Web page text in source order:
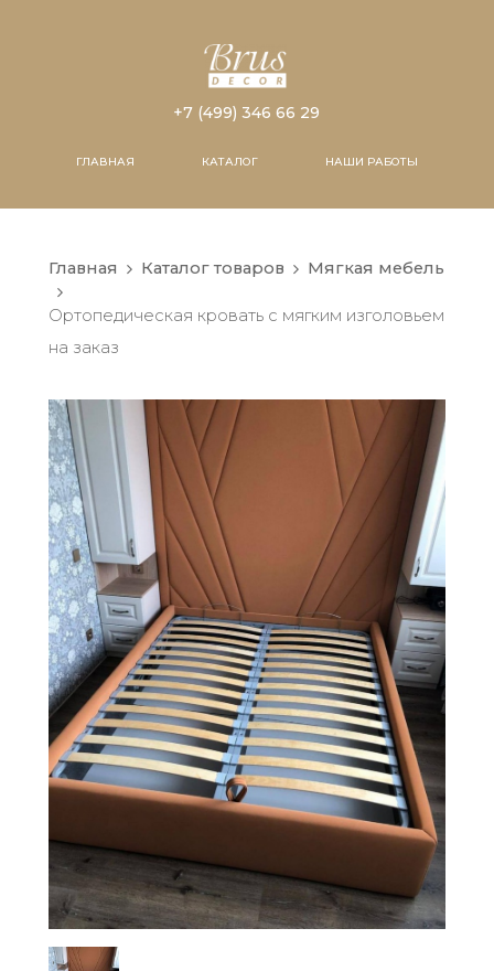
+7 (499) 346 66 29
ГЛАВНАЯ КАТАЛОГ НАШИ РАБОТЫ
Главная Каталог товаров Мягкая мебель
Ортопедическая кровать с мягким изголовьем
на заказ